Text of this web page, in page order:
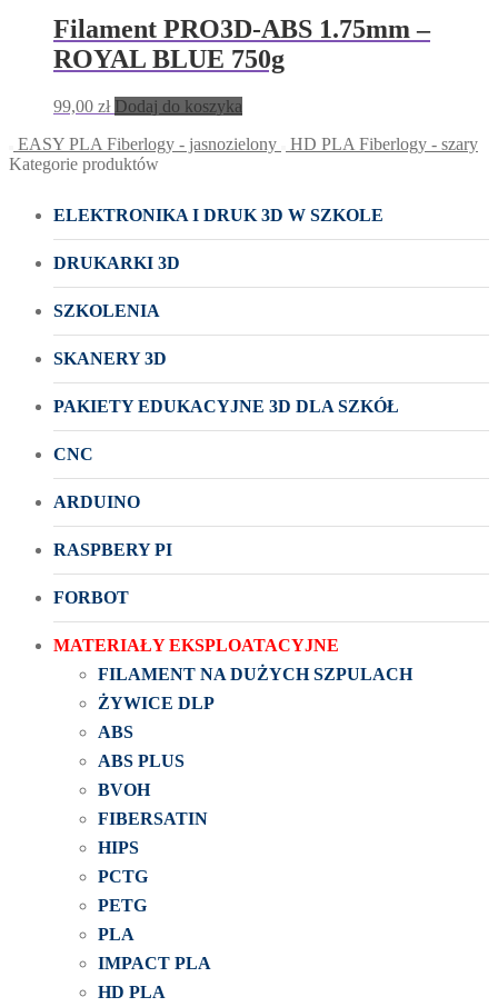
Filament PRO3D-ABS 1.75mm –
ROYAL BLUE 750g
99,00 zł Dodaj do koszyka
EASY PLA Fiberlogy - jasnozielony
HD PLA Fiberlogy - szary
Kategorie produktów
ELEKTRONIKA I DRUK 3D W SZKOLE
DRUKARKI 3D
SZKOLENIA
SKANERY 3D
PAKIETY EDUKACYJNE 3D DLA SZKÓŁ
CNC
ARDUINO
RASPBERY PI
FORBOT
MATERIAŁY EKSPLOATACYJNE
FILAMENT NA DUŻYCH SZPULACH
ŻYWICE DLP
ABS
ABS PLUS
BVOH
FIBERSATIN
HIPS
PCTG
PETG
PLA
IMPACT PLA
HD PLA